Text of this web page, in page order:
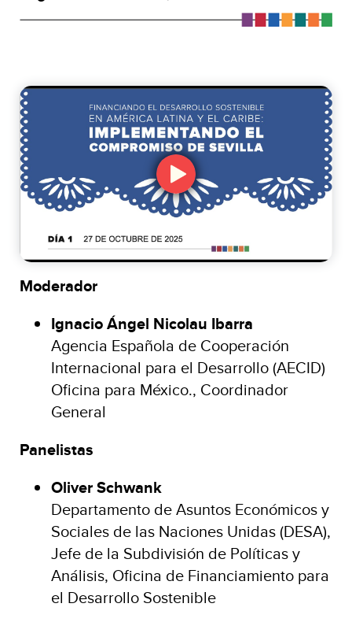
Moderador
Ignacio Ángel Nicolau Ibarra
Agencia Española de Cooperación
Internacional para el Desarrollo (AECID)
Oficina para México., Coordinador
General
Panelistas
Oliver Schwank
Departamento de Asuntos Económicos y
Sociales de las Naciones Unidas (DESA),
Jefe de la Subdivisión de Políticas y
Análisis, Oficina de Financiamiento para
el Desarrollo Sostenible